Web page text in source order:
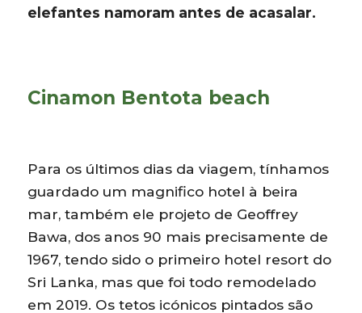
elefantes namoram antes de acasalar.
Cinamon Bentota beach
Para os últimos dias da viagem, tínhamos
guardado um magnifico hotel à beira
mar, também ele projeto de Geoffrey
Bawa, dos anos 90 mais precisamente de
1967, tendo sido o primeiro hotel resort do
Sri Lanka, mas que foi todo remodelado
em 2019. Os tetos icónicos pintados são